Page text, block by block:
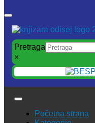
Pretraga
×
Početna strana